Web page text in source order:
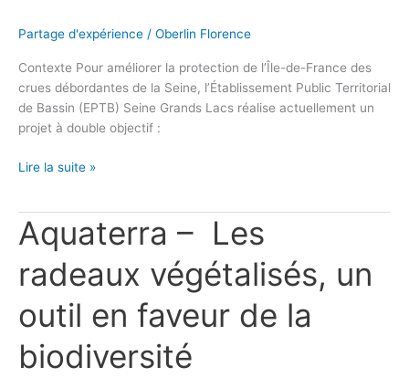
Partage d'expérience / Oberlin Florence
Contexte Pour améliorer la protection de l’Île-de-France des
crues débordantes de la Seine, l’Établissement Public Territorial
de Bassin (EPTB) Seine Grands Lacs réalise actuellement un
projet à double objectif :
Lire la suite »
Aquaterra – Les
radeaux végétalisés, un
outil en faveur de la
biodiversité
Aquaterra
–
radeaux
végétalisés,
un
outil
en